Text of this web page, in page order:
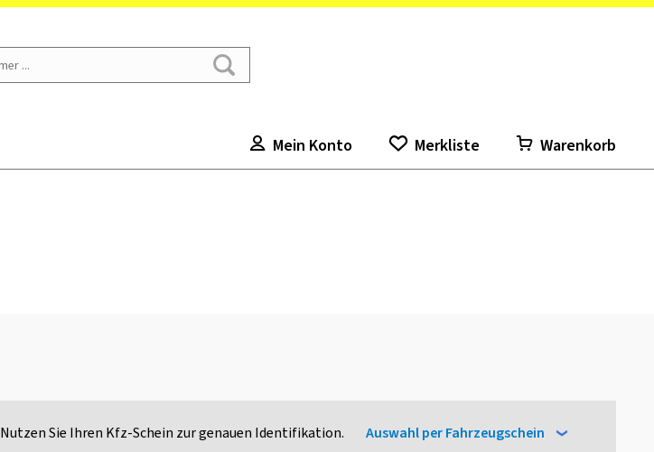
Mein Konto Merkliste Warenkorb
Nutzen Sie Ihren Kfz-Schein zur genauen Identifikation. Auswahl per Fahrzeugschein